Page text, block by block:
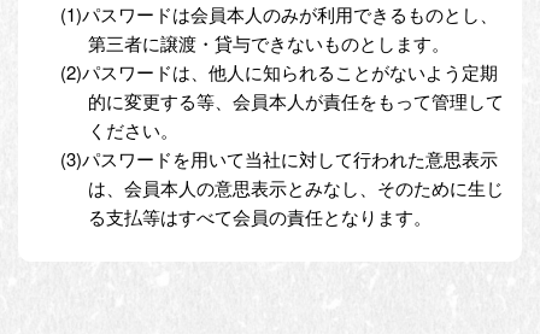
(1)パスワードは会員本人のみが利用できるものとし、
第三者に譲渡・貸与できないものとします。
(2)パスワードは、他人に知られることがないよう定期
的に変更する等、会員本人が責任をもって管理して
ください。
(3)パスワードを用いて当社に対して行われた意思表示
は、会員本人の意思表示とみなし、そのために生じ
る支払等はすべて会員の責任となります。